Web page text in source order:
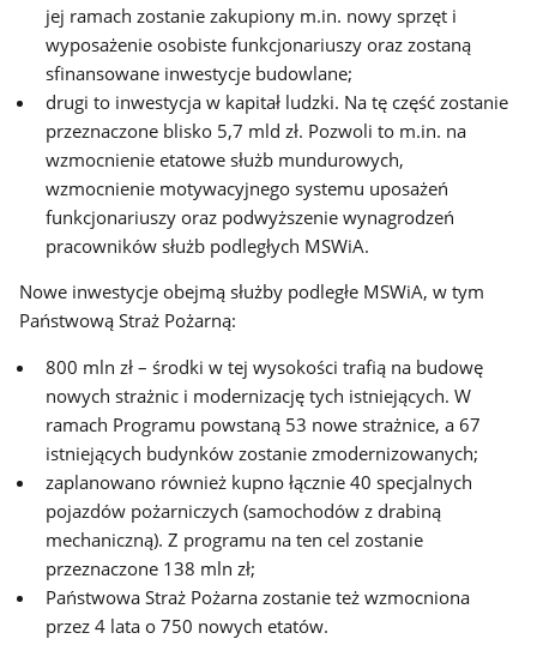
jej ramach zostanie zakupiony m.in. nowy sprzęt i
wyposażenie osobiste funkcjonariuszy oraz zostaną
sfinansowane inwestycje budowlane;
drugi to inwestycja w kapitał ludzki. Na tę część zostanie
przeznaczone blisko 5,7 mld zł. Pozwoli to m.in. na
wzmocnienie etatowe służb mundurowych,
wzmocnienie motywacyjnego systemu uposażeń
funkcjonariuszy oraz podwyższenie wynagrodzeń
pracowników służb podległych MSWiA.
Nowe inwestycje obejmą służby podległe MSWiA, w tym
Państwową Straż Pożarną:
800 mln zł – środki w tej wysokości trafią na budowę
nowych strażnic i modernizację tych istniejących. W
ramach Programu powstaną 53 nowe strażnice, a 67
istniejących budynków zostanie zmodernizowanych;
zaplanowano również kupno łącznie 40 specjalnych
pojazdów pożarniczych (samochodów z drabiną
mechaniczną). Z programu na ten cel zostanie
przeznaczone 138 mln zł;
Państwowa Straż Pożarna zostanie też wzmocniona
przez 4 lata o 750 nowych etatów.